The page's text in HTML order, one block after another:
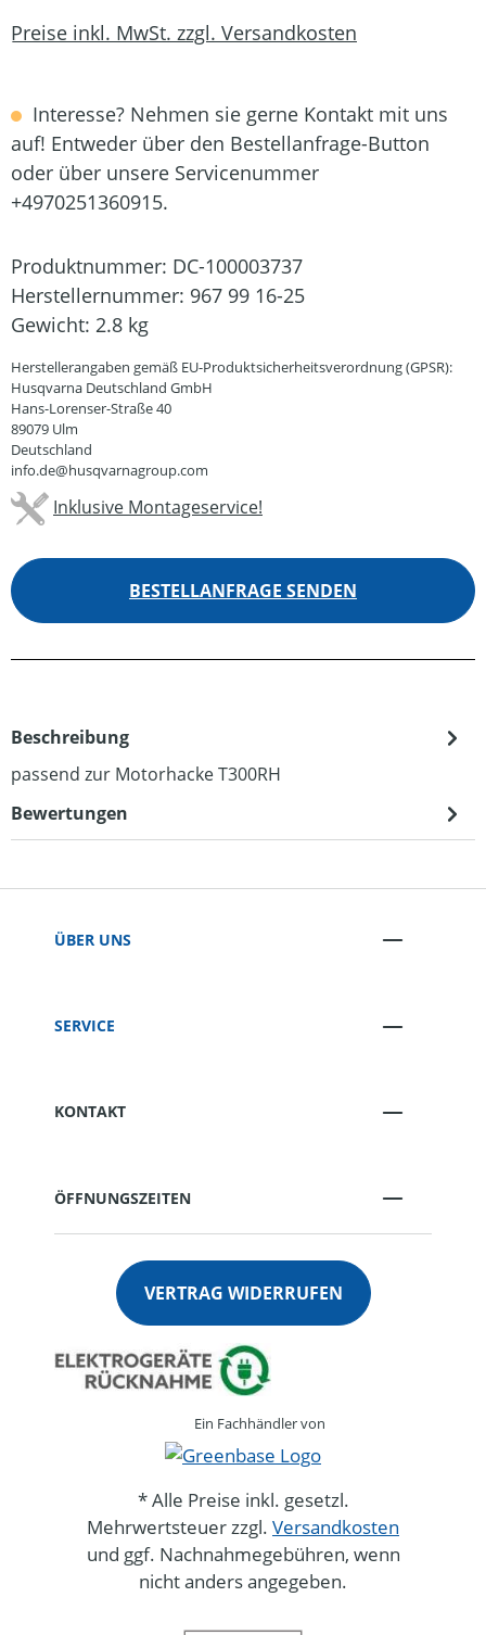
Preise inkl. MwSt. zzgl. Versandkosten
Interesse? Nehmen sie gerne Kontakt mit uns
auf! Entweder über den Bestellanfrage-Button
oder über unsere Servicenummer
+4970251360915.
Produktnummer: DC-100003737
Herstellernummer: 967 99 16-25
Gewicht: 2.8 kg
Herstellerangaben gemäß EU-Produktsicherheitsverordnung (GPSR):
Husqvarna Deutschland GmbH
Hans-Lorenser-Straße 40
89079 Ulm
Deutschland
info.de@husqvarnagroup.com
Inklusive Montageservice!
BESTELLANFRAGE SENDEN
Beschreibung
passend zur Motorhacke T300RH
Bewertungen
ÜBER UNS
SERVICE
KONTAKT
ÖFFNUNGSZEITEN
VERTRAG WIDERRUFEN
Ein Fachhändler von
* Alle Preise inkl. gesetzl.
Mehrwertsteuer zzgl. Versandkosten
und ggf. Nachnahmegebühren, wenn
nicht anders angegeben.